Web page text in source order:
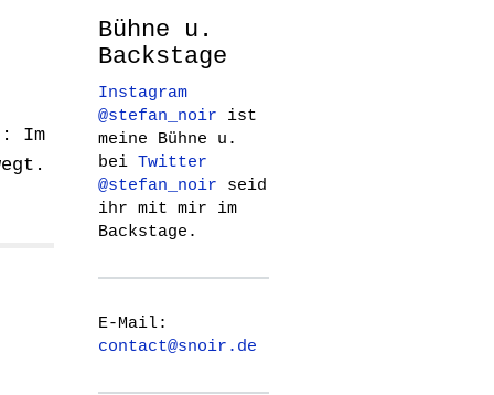
Im
Bühne u.
Backstage
Instagram
@stefan_noir ist
meine Bühne u.
bei Twitter
@stefan_noir seid
ihr mit mir im
Backstage.
E-Mail:
contact@snoir.de